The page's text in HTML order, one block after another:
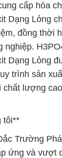
cấp hóa
Dạng Lỏng
đồng thời
nghiệp.
Dạng Lỏng
trình sản
chất lượng
tôi**
Trường
ứng và vượt